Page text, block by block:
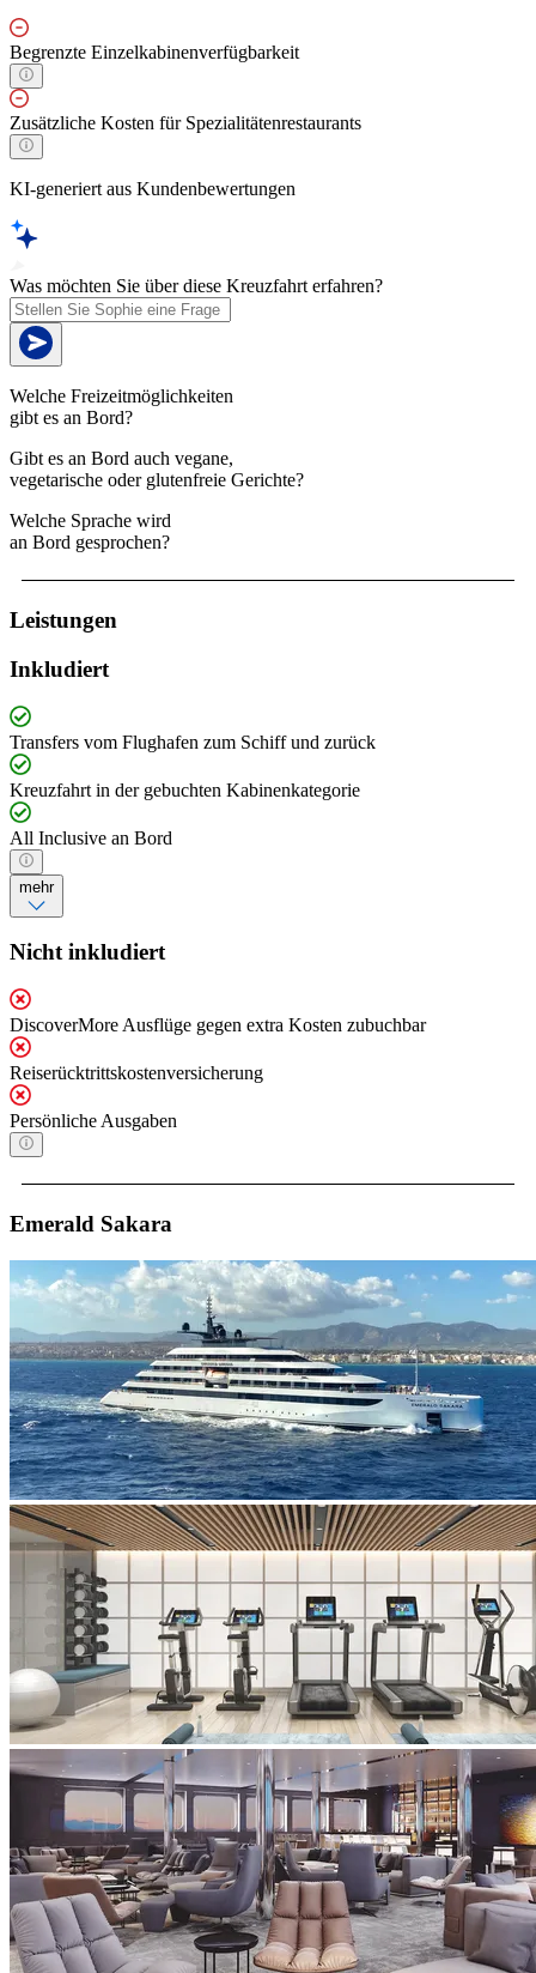
Begrenzte Einzelkabinenverfügbarkeit
Zusätzliche Kosten für Spezialitätenrestaurants
KI-generiert aus Kundenbewertungen
Was möchten Sie über diese Kreuzfahrt erfahren?
Welche Freizeitmöglichkeiten
gibt es an Bord?
Gibt es an Bord auch vegane,
vegetarische oder glutenfreie Gerichte?
Welche Sprache wird
an Bord gesprochen?
Leistungen
Inkludiert
Transfers vom Flughafen zum Schiff und zurück
Kreuzfahrt in der gebuchten Kabinenkategorie
All Inclusive an Bord
mehr
Nicht inkludiert
DiscoverMore Ausflüge gegen extra Kosten zubuchbar
Reiserücktrittskostenversicherung
Persönliche Ausgaben
Emerald Sakara